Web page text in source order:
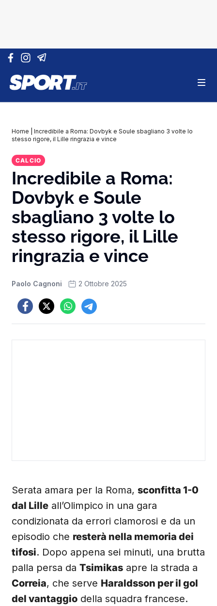
Vai al contenuto
Home
Incredibile a Roma: Dovbyk e Soule sbagliano 3 volte lo
stesso rigore, il Lille ringrazia e vince
CALCIO
Incredibile a Roma:
Dovbyk e Soule
sbagliano 3 volte lo
stesso rigore, il Lille
ringrazia e vince
Paolo Cagnoni 2 Ottobre 2025
Serata amara per la Roma, sconfitta 1-0
dal Lille all’Olimpico in una gara
condizionata da errori clamorosi e da un
episodio che resterà nella memoria dei
tifosi. Dopo appena sei minuti, una brutta
palla persa da Tsimikas apre la strada a
Correia, che serve Haraldsson per il gol
del vantaggio della squadra francese.